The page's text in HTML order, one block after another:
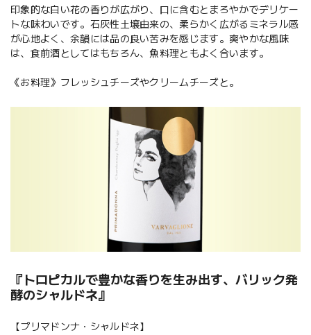
印象的な白い花の香りが広がり、口に含むとまろやかでデリケー
トな味わいです。石灰性土壌由来の、柔らかく広がるミネラル感
が心地よく、余韻には品の良い苦みを感じます。爽やかな風味
は、食前酒としてはもちろん、魚料理ともよく合います。
《お料理》フレッシュチーズやクリームチーズと。
『トロピカルで豊かな香りを生み出す、バリック発
酵のシャルドネ』
【プリマドンナ・シャルドネ】